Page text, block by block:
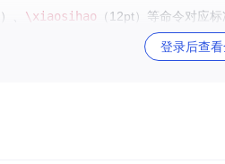
、 \xiaosihao （12pt）等命令对应
\usepackage{gbt7714}一句命令即
登录后查